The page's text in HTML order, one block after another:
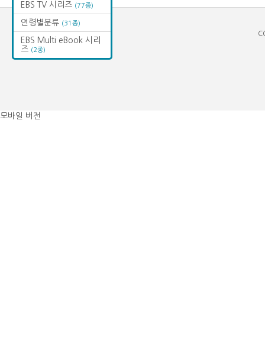
EBS TV 시리즈 (77종)
연령별분류 (31종)
EBS Multi eBook 시리
즈 (2종)
모바일 버전